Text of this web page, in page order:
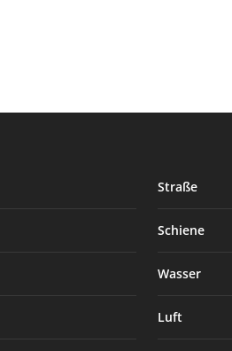
Straße
Schiene
Wasser
Luft